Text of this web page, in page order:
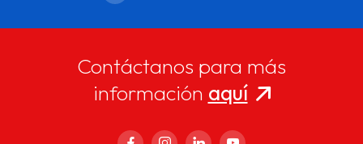
Contáctanos para más
información aquí